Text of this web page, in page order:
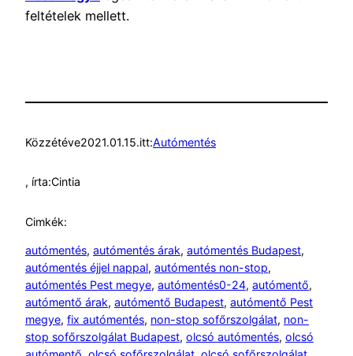
feltételek mellett.
Közzétéve2021.01.15.itt:Autómentés
, írta:Cintia
Cimkék:
autómentés, autómentés árak, autómentés Budapest
autómentés éjjel nappal, autómentés non-stop
autómentés Pest megye, autómentés0-24, autómentő
autómentő árak, autómentő Budapest, autómentő Pest
megye, fix autómentés, non-stop sofőrszolgálat, non-
stop sofőrszolgálat Budapest, olcsó autómentés, olcsó